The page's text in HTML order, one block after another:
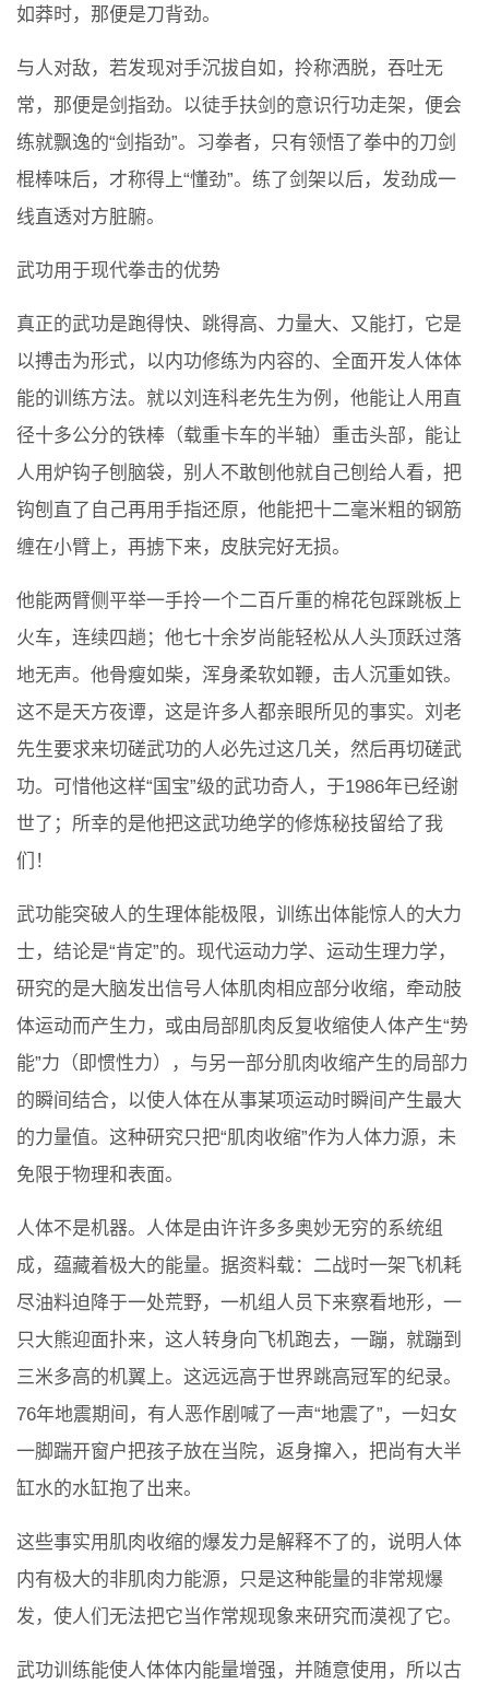
如莽时，那便是刀背劲。
与人对敌，若发现对手沉拔自如，拎称洒脱，吞吐无
常，那便是剑指劲。以徒手扶剑的意识行功走架，便会
练就飘逸的“剑指劲”。习拳者，只有领悟了拳中的刀剑
棍棒味后，才称得上“懂劲”。练了剑架以后，发劲成一
线直透对方脏腑。
武功用于现代拳击的优势
真正的武功是跑得快、跳得高、力量大、又能打，它是
以搏击为形式，以内功修练为内容的、全面开发人体体
能的训练方法。就以刘连科老先生为例，他能让人用直
径十多公分的铁棒（载重卡车的半轴）重击头部，能让
人用炉钩子刨脑袋，别人不敢刨他就自己刨给人看，把
钩刨直了自己再用手指还原，他能把十二毫米粗的钢筋
缠在小臂上，再掳下来，皮肤完好无损。
他能两臂侧平举一手拎一个二百斤重的棉花包踩跳板上
火车，连续四趟；他七十余岁尚能轻松从人头顶跃过落
地无声。他骨瘦如柴，浑身柔软如鞭，击人沉重如铁。
这不是天方夜谭，这是许多人都亲眼所见的事实。刘老
先生要求来切磋武功的人必先过这几关，然后再切磋武
功。可惜他这样“国宝”级的武功奇人，于1986年已经谢
世了；所幸的是他把这武功绝学的修炼秘技留给了我
们！
武功能突破人的生理体能极限，训练出体能惊人的大力
士，结论是“肯定”的。现代运动力学、运动生理力学，
研究的是大脑发出信号人体肌肉相应部分收缩，牵动肢
体运动而产生力，或由局部肌肉反复收缩使人体产生“势
能”力（即惯性力），与另一部分肌肉收缩产生的局部力
的瞬间结合，以使人体在从事某项运动时瞬间产生最大
的力量值。这种研究只把“肌肉收缩”作为人体力源，未
免限于物理和表面。
人体不是机器。人体是由许许多多奥妙无穷的系统组
成，蕴藏着极大的能量。据资料载：二战时一架飞机耗
尽油料迫降于一处荒野，一机组人员下来察看地形，一
只大熊迎面扑来，这人转身向飞机跑去，一蹦，就蹦到
三米多高的机翼上。这远远高于世界跳高冠军的纪录。
76年地震期间，有人恶作剧喊了一声“地震了”，一妇女
一脚踹开窗户把孩子放在当院，返身撺入，把尚有大半
缸水的水缸抱了出来。
这些事实用肌肉收缩的爆发力是解释不了的，说明人体
内有极大的非肌肉力能源，只是这种能量的非常规爆
发，使人们无法把它当作常规现象来研究而漠视了它。
武功训练能使人体体内能量增强，并随意使用，所以古